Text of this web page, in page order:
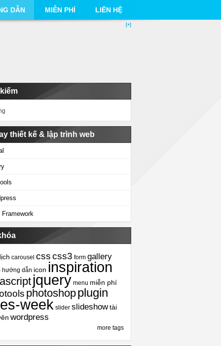
DẪN MIỄN PHÍ LIÊN HỆ
[+]
thiết kế & lập trình web
Framework
carousel csscss3 form gallery
hướng dẫn icon inspiration
jquery menu miễn phí
photoshopplugin
week slider slideshowtài
wordpress
more tags